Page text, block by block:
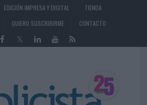
EDICIÓN IMPRESA Y DIGITAL
TIENDA
QUIERO SUSCRIBIRME CONTACTO